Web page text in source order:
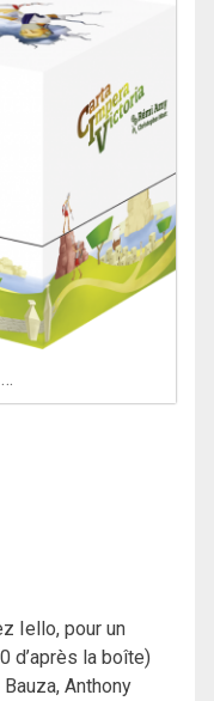
Iello, pour un
d’après la boîte)
Anthony